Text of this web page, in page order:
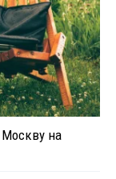
Москву на